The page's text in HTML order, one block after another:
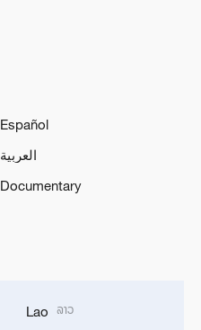
Español
العربية
Documentary
Lao ລາວ